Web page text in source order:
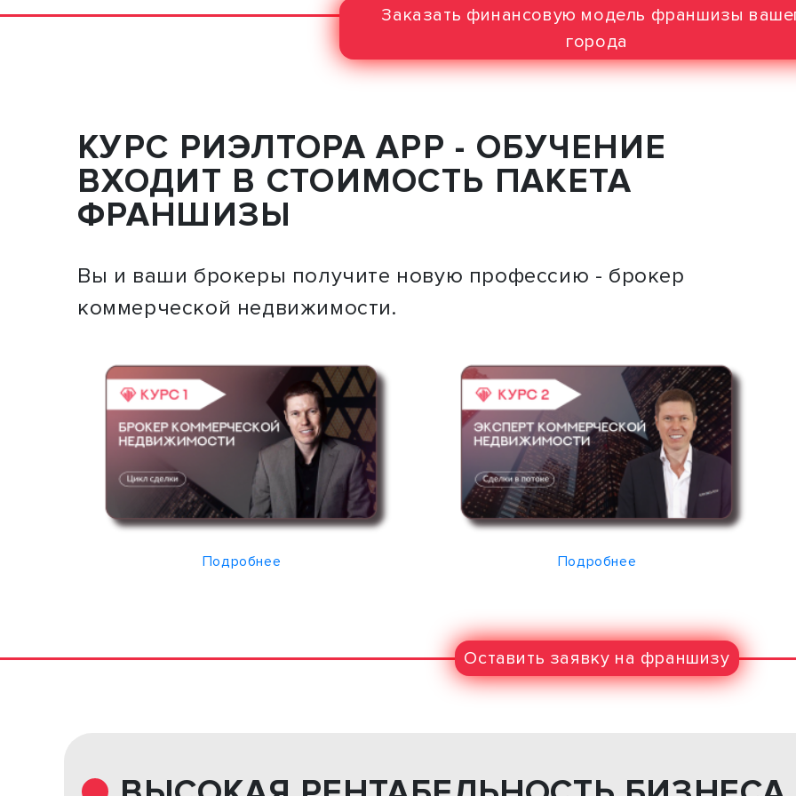
Заказать финансовую модель франшизы
города
КУРС РИЭЛТОРА АРР - ОБУЧЕНИЕ
ВХОДИТ В СТОИМОСТЬ ПАКЕТА
ФРАНШИЗЫ
Вы и ваши брокеры получите новую профессию - брокер
коммерческой недвижимости.
Подробнее Подробнее
Оставить заявку на франшизу